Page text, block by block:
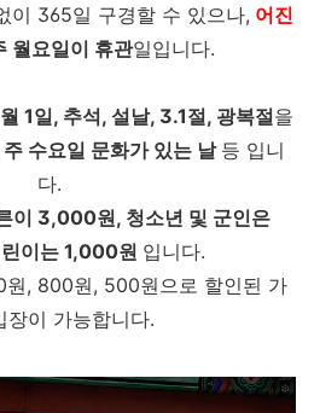
이 365일 구경할 수 있으나, 어진
월요일이 휴관일입니다.
1일, 추석, 설날, 3.1절, 광복절을
수요일 문화가 있는 날 등 입니
다.
이 3,000원, 청소년 및 군인은
이는 1,000원 입니다.
원, 800원, 500원으로 할인된 가
장이 가능합니다.